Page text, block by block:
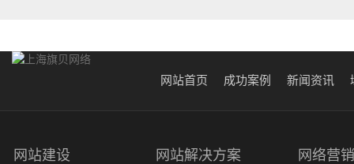
网站首页 成功案例 新闻资讯
网站建设 网站解决方案 网络营销